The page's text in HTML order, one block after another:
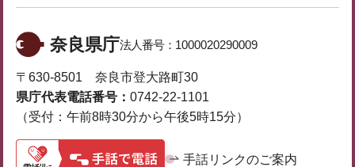
奈良県庁法人番号： 1000020290009
〒630-8501 奈良市登大路町30
県庁代表電話番号： 0742-22-1101
（受付：午前8時30分から午後5時15分）
手話リンクのご案内